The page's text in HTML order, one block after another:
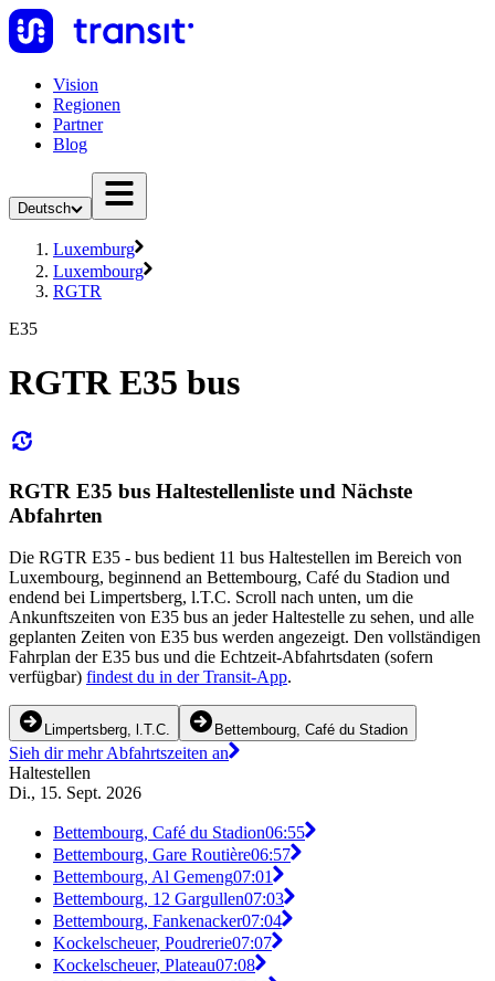
Vision
Regionen
Partner
Blog
Deutsch
Luxemburg
Luxembourg
RGTR
E35
RGTR E35 bus
RGTR E35 bus Haltestellenliste und Nächste
Abfahrten
Die RGTR E35 - bus bedient 11 bus Haltestellen im Bereich von
Luxembourg, beginnend an Bettembourg, Café du Stadion und
endend bei Limpertsberg, l.T.C. Scroll nach unten, um die
Ankunftszeiten von E35 bus an jeder Haltestelle zu sehen, und alle
geplanten Zeiten von E35 bus werden angezeigt. Den vollständigen
Fahrplan der E35 bus und die Echtzeit-Abfahrtsdaten (sofern
verfügbar) findest du in der Transit-App.
Limpertsberg, l.T.C. Bettembourg, Café du Stadion
Sieh dir mehr Abfahrtszeiten an
Haltestellen
Di., 15. Sept. 2026
Bettembourg, Café du Stadion06:55
Bettembourg, Gare Routière06:57
Bettembourg, Al Gemeng07:01
Bettembourg, 12 Gargullen07:03
Bettembourg, Fankenacker07:04
Kockelscheuer, Poudrerie07:07
Kockelscheuer, Plateau07:08